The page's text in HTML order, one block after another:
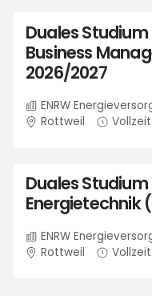
Duales
Business
2026/2027
ENRW
Rottweil
Vollzeit
Duales
Energietechnik
ENRW
Rottweil
Vollzeit